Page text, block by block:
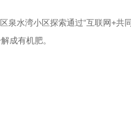
水湾小区探索通过“互联网+共
成有机肥。